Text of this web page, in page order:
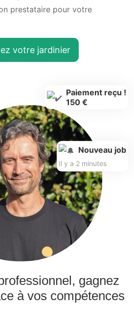
prestataire pour votre
votre jardinier
gagnez
à vos compétences
Paiement reçu !
150 €
Nouveau job
Il y a 2 minutes